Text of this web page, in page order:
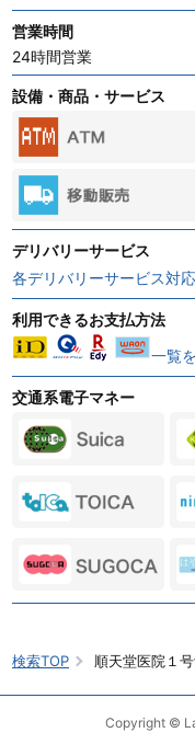
検索TOP 順天堂医院１
営業時間
24時間営業
設備・商品・サービス
デリバリーサービス
各デリバリーサービス対
利用できるお支払方法
一覧
交通系電子マネー
Copyright ©